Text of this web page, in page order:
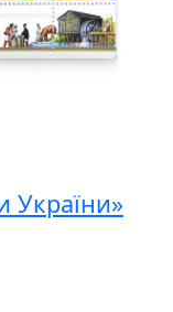
України»